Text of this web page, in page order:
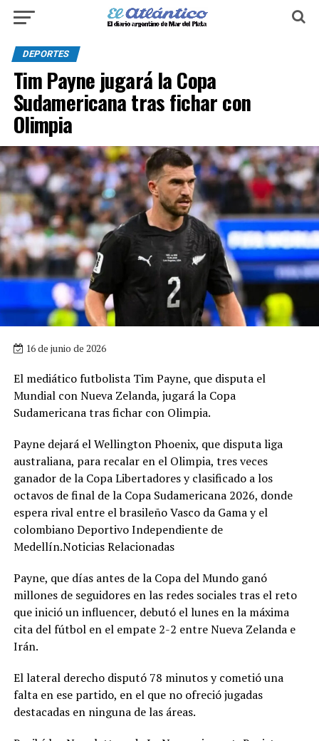
DEPORTES
Tim Payne jugará la Copa
Sudamericana tras fichar con
Olimpia
16 de junio de 2026
El mediático futbolista Tim Payne, que disputa el
Mundial con Nueva Zelanda, jugará la Copa
Sudamericana tras fichar con Olimpia.
Payne dejará el Wellington Phoenix, que disputa liga
australiana, para recalar en el Olimpia, tres veces
ganador de la Copa Libertadores y clasificado a los
octavos de final de la Copa Sudamericana 2026, donde
espera rival entre el brasileño Vasco da Gama y el
colombiano Deportivo Independiente de
Medellín.Noticias Relacionadas
Payne, que días antes de la Copa del Mundo ganó
millones de seguidores en las redes sociales tras el reto
que inició un influencer, debutó el lunes en la máxima
cita del fútbol en el empate 2-2 entre Nueva Zelanda e
Irán.
El lateral derecho disputó 78 minutos y cometió una
falta en ese partido, en el que no ofreció jugadas
destacadas en ninguna de las áreas.